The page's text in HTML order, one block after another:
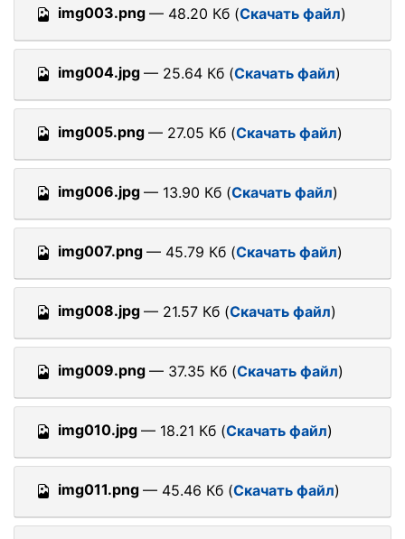
img003.png — 48.20 Кб (Скачать файл)
img004.jpg — 25.64 Кб (Скачать файл)
img005.png — 27.05 Кб (Скачать файл)
img006.jpg — 13.90 Кб (Скачать файл)
img007.png — 45.79 Кб (Скачать файл)
img008.jpg — 21.57 Кб (Скачать файл)
img009.png — 37.35 Кб (Скачать файл)
img010.jpg — 18.21 Кб (Скачать файл)
img011.png — 45.46 Кб (Скачать файл)